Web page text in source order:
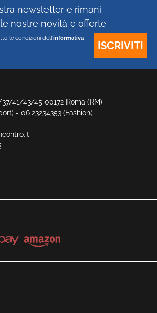
41/43/45 00172 Roma (RM)
- 06 23234353 (Fashion)
newsletter e rimani
nostre novità e offerte
le condizioni dell'informativa